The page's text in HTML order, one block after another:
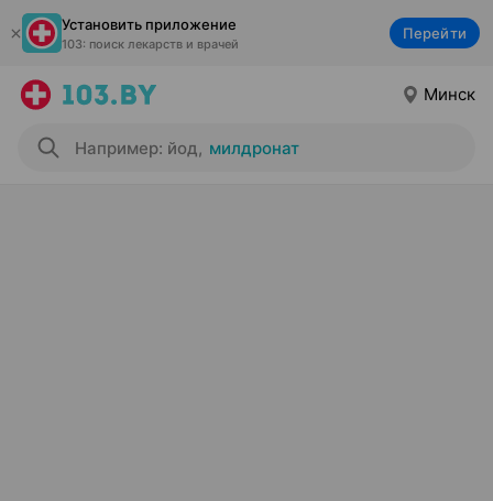
Установить приложение
103: поиск лекарств и врачей
Перейти
Минск
Например: йод, милдронат